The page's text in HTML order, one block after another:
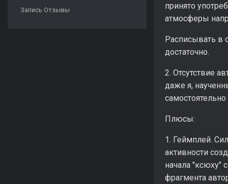
Запись Отзывы
принято
атмосферы
Расписывать в
достаточно.
2. Отсутствие
даже я,
самостоятельно
Плюсы:
1. Геймплей.
активности
начала "ксюху"
фрагмента